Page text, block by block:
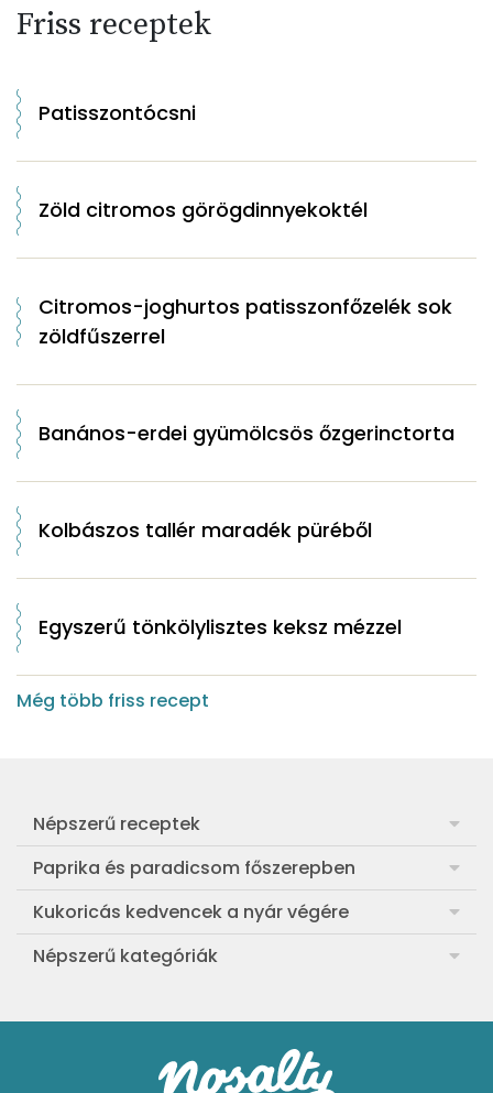
Friss receptek
Patisszontócsni
Zöld citromos görögdinnyekoktél
Citromos-joghurtos patisszonfőzelék sok
zöldfűszerrel
Banános-erdei gyümölcsös őzgerinctorta
Kolbászos tallér maradék püréből
Egyszerű tönkölylisztes keksz mézzel
Még több friss recept
Népszerű receptek
Frankfurti leves
Egyszerű muffin
Aranygaluska
Egyszerű krumplifőzelék
Klasszikus madártej
Paprika és paradicsom főszerepben
Pan con Tomate
Paradicsom és paprika eltevése télre
Paradicsomos húsgombóc
Paradicsomos flat tart leveles tésztából
Kukoricás kedvencek a nyár végére
Legfinomabb főtt kukorica
Szójás-vajas grillkukoricák
Népszerű kategóriák